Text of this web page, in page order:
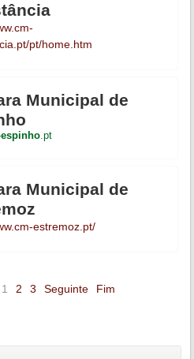
pt/home.htm
Municipal de
espinho.pt
Municipal de
estremoz.pt/
1 2 3 Seguinte Fim